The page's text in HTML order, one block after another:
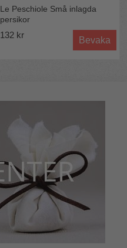
Le Peschiole Små inlagda
persikor
132 kr
Bevaka